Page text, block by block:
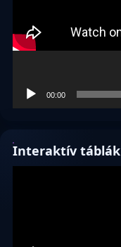
00:00
Interaktív táblák